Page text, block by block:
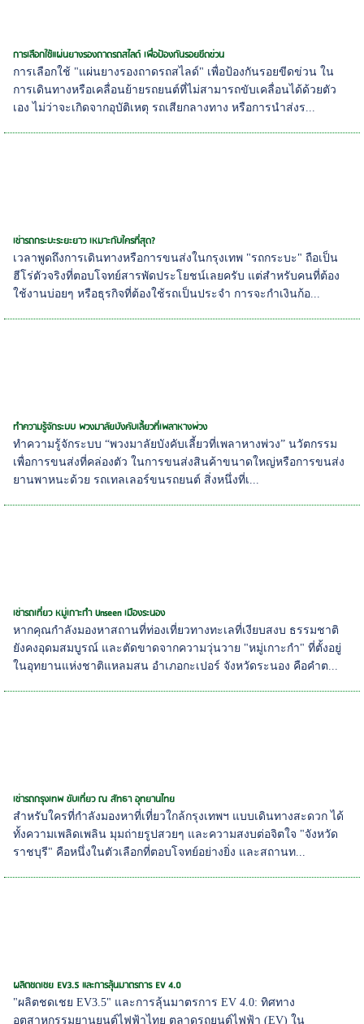
การเลือกใช้แผ่นยางรองถาดรถสไลด์ เพื่อป้องกันรอยขีดข่วน
การเลือกใช้ "แผ่นยางรองถาดรถสไลด์" เพื่อป้องกันรอยขีดข่วน ใน
การเดินทางหรือเคลื่อนย้ายรถยนต์ที่ไม่สามารถขับเคลื่อนได้ด้วยตัว
เอง ไม่ว่าจะเกิดจากอุบัติเหตุ รถเสียกลางทาง หรือการนำส่งร...
เช่ารถกระบะระยะยาว เหมาะกับใครที่สุด?
เวลาพูดถึงการเดินทางหรือการขนส่งในกรุงเทพ "รถกระบะ" ถือเป็น
ฮีโร่ตัวจริงที่ตอบโจทย์สารพัดประโยชน์เลยครับ แต่สำหรับคนที่ต้อง
ใช้งานบ่อยๆ หรือธุรกิจที่ต้องใช้รถเป็นประจำ การจะกำเงินก้อ...
ทำความรู้จักระบบ พวงมาลัยบังคับเลี้ยวที่เพลาหางพ่วง
ทำความรู้จักระบบ “พวงมาลัยบังคับเลี้ยวที่เพลาหางพ่วง” นวัตกรรม
เพื่อการขนส่งที่คล่องตัว ในการขนส่งสินค้าขนาดใหญ่หรือการขนส่ง
ยานพาหนะด้วย รถเทลเลอร์ขนรถยนต์ สิ่งหนึ่งที่เ...
เช่ารถเที่ยว หมู่เกาะกำ Unseen เมืองระนอง
หากคุณกำลังมองหาสถานที่ท่องเที่ยวทางทะเลที่เงียบสงบ ธรรมชาติ
ยังคงอุดมสมบูรณ์ และตัดขาดจากความวุ่นวาย "หมู่เกาะกำ" ที่ตั้งอยู่
ในอุทยานแห่งชาติแหลมสน อำเภอกะเปอร์ จังหวัดระนอง คือคำต...
เช่ารถกรุงเทพ ขับเที่ยว ณ สัทธา อุทยานไทย
สำหรับใครที่กำลังมองหาที่เที่ยวใกล้กรุงเทพฯ แบบเดินทางสะดวก ได้
ทั้งความเพลิดเพลิน มุมถ่ายรูปสวยๆ และความสงบต่อจิตใจ "จังหวัด
ราชบุรี" คือหนึ่งในตัวเลือกที่ตอบโจทย์อย่างยิ่ง และสถานท...
ผลิตชดเชย EV3.5 และการลุ้นมาตรการ EV 4.0
"ผลิตชดเชย EV3.5" และการลุ้นมาตรการ EV 4.0: ทิศทาง
อุตสาหกรรมยานยนต์ไฟฟ้าไทย ตลาดรถยนต์ไฟฟ้า (EV) ใน